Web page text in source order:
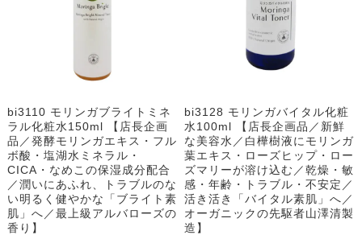
bi3110 モリンガブライトミネ
ラル化粧水150ml 【店長企画
品／発酵モリンガエキス・フル
ボ酸・塩湖水ミネラル・
CICA・なめこの保湿成分配合
／潤いにあふれ、トラブルのな
い明るく健やかな「ブライト素
肌」へ／最上級アルバローズの
香り】
bi3128 モリンガバイタル化粧
水100ml 【店長企画品／新鮮
な美容水／白樺樹液にモリンガ
葉エキス・ローズヒップ・ロー
ズマリーが溶け込む／乾燥・敏
感・年齢・トラブル・不安定／
活き活き「バイタル素肌」へ／
オーガニックの先駆者山澤清製
造】